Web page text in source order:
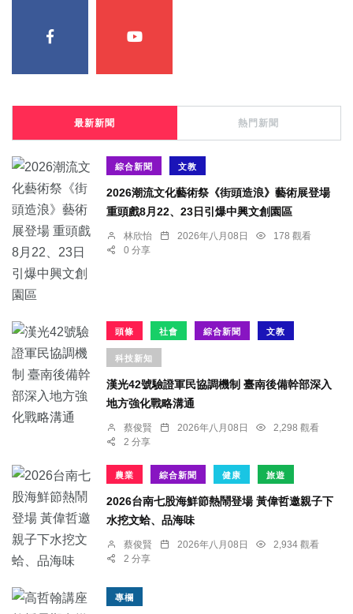
最新新聞 熱門新聞
綜合新聞 文教
2026潮流文化藝術祭《街頭造浪》藝術展登場
重頭戲8月22、23日引爆中興文創園區
林欣怡 2026年八月08日
178 觀看
0 分享
頭條 社會 綜合新聞 文教
科技新知
漢光42號驗證軍民協調機制 臺南後備幹部深入
地方強化戰略溝通
蔡俊賢 2026年八月08日
2,298 觀看
2 分享
農業 綜合新聞 健康 旅遊
2026台南七股海鮮節熱鬧登場 黃偉哲邀親子下
水挖文蛤、品海味
蔡俊賢 2026年八月08日
2,934 觀看
2 分享
專欄